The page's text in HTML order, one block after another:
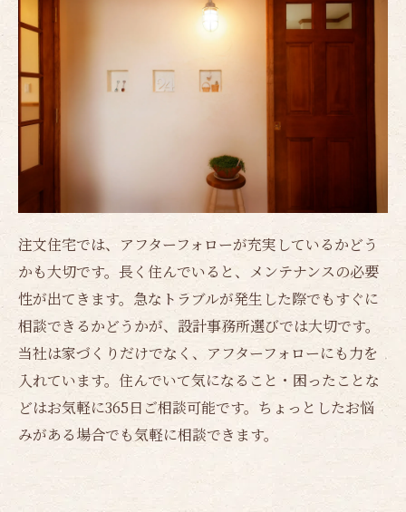
注文住宅では、アフターフォローが充実しているかどう
かも大切です。長く住んでいると、メンテナンスの必要
性が出てきます。急なトラブルが発生した際でもすぐに
相談できるかどうかが、設計事務所選びでは大切です。
当社は家づくりだけでなく、アフターフォローにも力を
入れています。住んでいて気になること・困ったことな
どはお気軽に365日ご相談可能です。ちょっとしたお悩
みがある場合でも気軽に相談できます。